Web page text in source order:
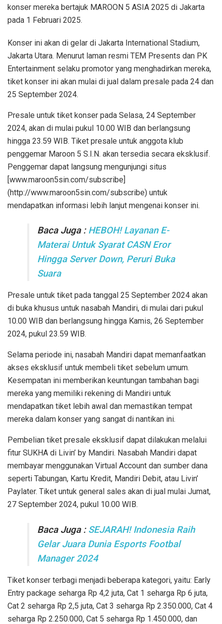
konser mereka bertajuk MAROON 5 ASIA 2025 di Jakarta
pada 1 Februari 2025.
Konser ini akan di gelar di Jakarta International Stadium,
Jakarta Utara. Menurut laman resmi TEM Presents dan PK
Entertainment selaku promotor yang menghadirkan mereka,
tiket konser ini akan mulai di jual dalam presale pada 24 dan
25 September 2024.
Presale untuk tiket konser pada Selasa, 24 September
2024, akan di mulai pukul 10.00 WIB dan berlangsung
hingga 23.59 WIB. Tiket presale untuk anggota klub
penggemar Maroon 5 S.I.N. akan tersedia secara eksklusif.
Penggemar dapat langsung mengunjungi situs
[www.maroon5sin.com/subscribe]
(http://www.maroon5sin.com/subscribe) untuk
mendapatkan informasi lebih lanjut mengenai konser ini.
Baca Juga : HEBOH! Layanan E-
Materai Untuk Syarat CASN Eror
Hingga Server Down, Peruri Buka
Suara
Presale untuk tiket pada tanggal 25 September 2024 akan
di buka khusus untuk nasabah Mandiri, di mulai dari pukul
10.00 WIB dan berlangsung hingga Kamis, 26 September
2024, pukul 23.59 WIB.
Selama periode ini, nasabah Mandiri dapat memanfaatkan
akses eksklusif untuk membeli tiket sebelum umum.
Kesempatan ini memberikan keuntungan tambahan bagi
mereka yang memiliki rekening di Mandiri untuk
mendapatkan tiket lebih awal dan memastikan tempat
mereka dalam konser yang sangat di nantikan ini.
Pembelian tiket presale eksklusif dapat dilakukan melalui
fitur SUKHA di Livin’ by Mandiri. Nasabah Mandiri dapat
membayar menggunakan Virtual Account dan sumber dana
seperti Tabungan, Kartu Kredit, Mandiri Debit, atau Livin’
Paylater. Tiket untuk general sales akan di jual mulai Jumat,
27 September 2024, pukul 10.00 WIB.
Baca Juga : SEJARAH! Indonesia Raih
Gelar Juara Dunia Esports Footbal
Manager 2024
Tiket konser terbagi menjadi beberapa kategori, yaitu: Early
Entry package seharga Rp 4,2 juta, Cat 1 seharga Rp 6 juta,
Cat 2 seharga Rp 2,5 juta, Cat 3 seharga Rp 2.350.000, Cat 4
seharga Rp 2.250.000, Cat 5 seharga Rp 1.450.000, dan